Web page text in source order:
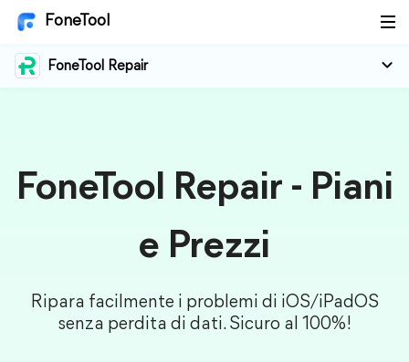
FoneTool
FoneTool Repair
FoneTool Repair - Piani
e Prezzi
Ripara facilmente i problemi di iOS/iPadOS
senza perdita di dati. Sicuro al 100%!